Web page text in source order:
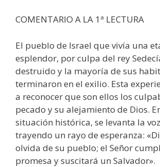
COMENTARIO A LA 1ª LECTURA
El pueblo de Israel que vivía una
esplendor, por culpa del rey
destruido y la mayoría de sus
terminaron en el exilio. Esta
a reconocer que son ellos los
pecado y su alejamiento de Dios.
situación histórica, se levanta la
trayendo un rayo de esperanza:
olvida de su pueblo; el Señor
promesa y suscitará un Salvador».